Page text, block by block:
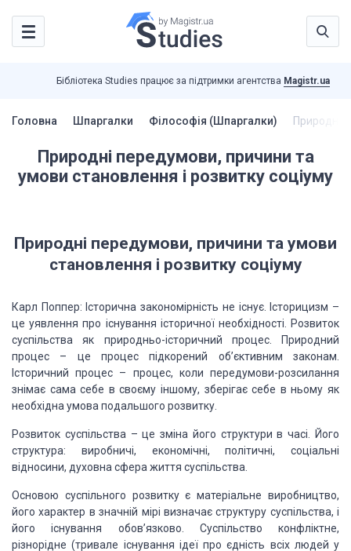
Бібліотека Studies працює за підтримки агентства Magistr.ua
Головна Шпаргалки Філософія (Шпаргалки) Природні
Природні передумови, причини та
умови становлення і розвитку соціуму
Природні передумови, причини та умови
становлення і розвитку соціуму
Карл Поппер: Історична закономірність не існує. Історицизм –
це уявлення про існування історичної необхідності. Розвиток
суспільства як природньо-історичний процес. Природний
процес – це процес підкорений об’єктивним законам.
Історичний процес – процес, коли передумови-розсилання
знімає сама себе в своєму іншому, зберігає себе в ньому як
необхідна умова подальшого розвитку.
Розвиток суспільства – це зміна його структури в часі. Його
структура: виробничі, економічні, політичні, соціальні
відносини, духовна сфера життя суспільства.
Основою суспільного розвитку є матеріальне виробництво,
його характер в значній мірі визначає структуру суспільства, і
його існування обов’язково. Суспільство конфліктне,
різнорідне (тривале існування ідеї про єдність всіх людей у